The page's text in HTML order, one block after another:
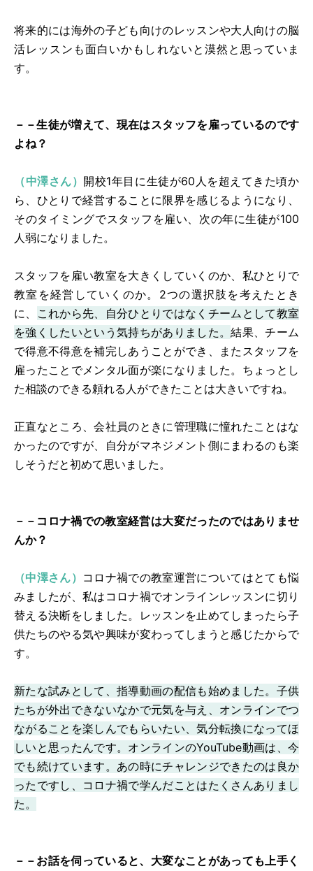
将来的には海外の子ども向けのレッスンや大人向けの脳
活レッスンも面白いかもしれないと漠然と思っていま
す。
－－生徒が増えて、現在はスタッフを雇っているのです
よね？
（中澤さん） 開校1年目に生徒が60人を超えてきた頃か
ら、ひとりで経営することに限界を感じるようになり、
そのタイミングでスタッフを雇い、次の年に生徒が100
人弱になりました。
スタッフを雇い教室を大きくしていくのか、私ひとりで
教室を経営していくのか。2つの選択肢を考えたとき
に、
これから先、自分ひとりではなくチームとして教室
を強くしたいという気持ちがありました。結果、チーム
で得意不得意を補完しあうことができ、またスタッフを
雇ったことでメンタル面が楽になりました。ちょっとし
た相談のできる頼れる人ができたことは大きいですね。
正直なところ、会社員のときに管理職に憧れたことはな
かったのですが、自分がマネジメント側にまわるのも楽
しそうだと初めて思いました。
－－コロナ禍での教室経営は大変だったのではありませ
んか？
（中澤さん） コロナ禍での教室運営についてはとても悩
みましたが、私はコロナ禍でオンラインレッスンに切り
替える決断をしました。レッスンを止めてしまったら子
供たちのやる気や興味が変わってしまうと感じたからで
す。
新たな試みとして、指導動画の配信も始めました。子供
たちが外出できないなかで元気を与え、オンラインでつ
ながることを楽しんでもらいたい、気分転換になってほ
しいと思ったんです。オンラインのYouTube動画は、今
でも続けています。あの時にチャレンジできたのは良か
ったですし、コロナ禍で学んだことはたくさんありまし
た。
－－お話を伺っていると、大変なことがあっても上手く